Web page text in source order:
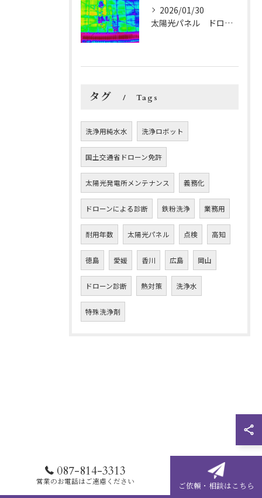
2026/01/30
太陽光パネル ドローン診断20260129
タグ Tags
洗浄用純水水 洗浄ロボット
国土交通省ドローン免許
太陽光発電所メンテナンス 義務化
ドローンによる診断 鉄粉洗浄 業務用
耐用年数 太陽光パネル 点検 高知
徳島 愛媛 香川 広島 岡山
ドローン診断 熱対策 洗浄水
特殊洗浄剤
087-814-3313
営業のお電話はご遠慮ください ご依頼・相談はこちら